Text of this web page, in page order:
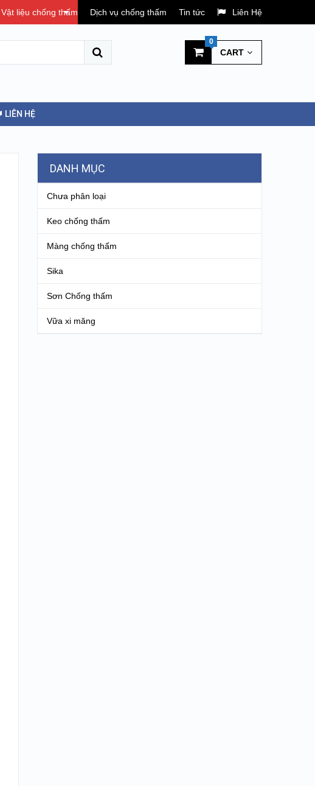
Vật liệu chống thấm Dịch vụ chống thấm Tin tức Liên Hệ
CART
0
LIÊN HỆ
DANH MỤC
Chưa phân loại
Keo chống thấm
Màng chống thấm
Sika
Sơn Chống thấm
Vữa xi măng